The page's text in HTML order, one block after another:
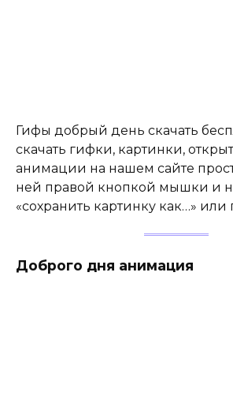
Гифы добрый день скачать
скачать гифки, картинки,
анимации на нашем сайте
ней правой кнопкой мышки и
«сохранить картинку как…» или
Доброго дня анимация